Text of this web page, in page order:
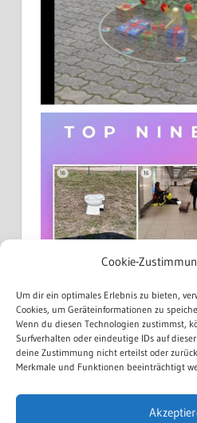
Cookie-
Um dir ein optimales Erlebnis zu bieten,
Cookies, um Geräteinformationen zu
Wenn du diesen Technologien zustimmst,
Surfverhalten oder eindeutige IDs auf
deine Zustimmung nicht erteilst oder
Merkmale und Funktionen beeinträchtigt